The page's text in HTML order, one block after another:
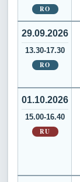
RO
29.09.2026
13.30-17.30
RO
01.10.2026
15.00-16.40
RU